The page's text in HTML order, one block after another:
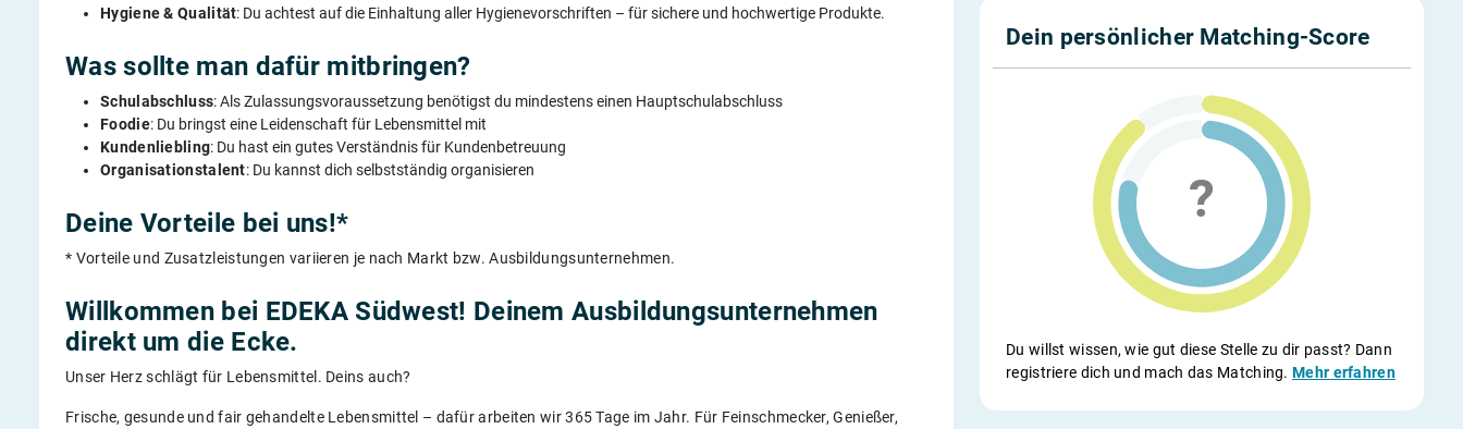
Hygiene & Qualität: Du achtest auf die Einhaltung aller Hygienevorschriften – für sichere und hochwertige Produkte.
Was sollte man dafür mitbringen?
Schulabschluss: Als Zulassungsvoraussetzung benötigst du mindestens einen Hauptschulabschluss
Foodie: Du bringst eine Leidenschaft für Lebensmittel mit
Kundenliebling: Du hast ein gutes Verständnis für Kundenbetreuung
Organisationstalent: Du kannst dich selbstständig organisieren
Deine Vorteile bei uns!*
* Vorteile und Zusatzleistungen variieren je nach Markt bzw. Ausbildungsunternehmen.
Willkommen bei EDEKA Südwest! Deinem Ausbildungsunternehmen
direkt um die Ecke.
Unser Herz schlägt für Lebensmittel. Deins auch?
Frische, gesunde und fair gehandelte Lebensmittel – dafür arbeiten wir 365 Tage im Jahr. Für Feinschmecker, Genießer,
Dein persönlicher Matching-Score
Du willst wissen, wie gut diese Stelle zu dir passt? Dann
registriere dich und mach das Matching.Mehr erfahren